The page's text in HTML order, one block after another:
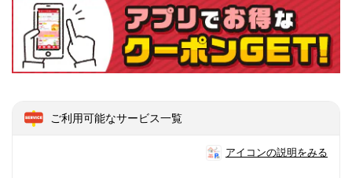
ご利用可能なサービス一覧
アイコンの説明をみる